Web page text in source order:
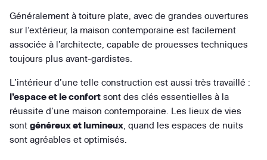
Généralement à toiture plate, avec de grandes ouvertures
sur l’extérieur, la maison contemporaine est facilement
associée à l’architecte, capable de prouesses techniques
toujours plus avant-gardistes.
L’intérieur d’une telle construction est aussi très travaillé :
l’espace et le confort sont des clés essentielles à la
réussite d’une maison contemporaine. Les lieux de vies
sont généreux et lumineux, quand les espaces de nuits
sont agréables et optimisés.